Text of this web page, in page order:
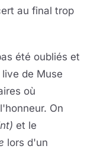
au final trop
été oubliés et
de Muse
où
On
et le
lors d'un